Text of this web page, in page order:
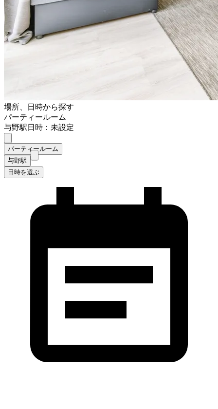
場所、日時から探す
パーティールーム
与野駅日時：未設定
パーティールーム
与野駅
日時を選ぶ